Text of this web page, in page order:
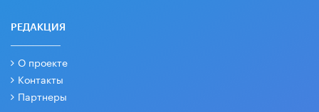
РЕДАКЦИЯ
О проекте
Контакты
Партнеры